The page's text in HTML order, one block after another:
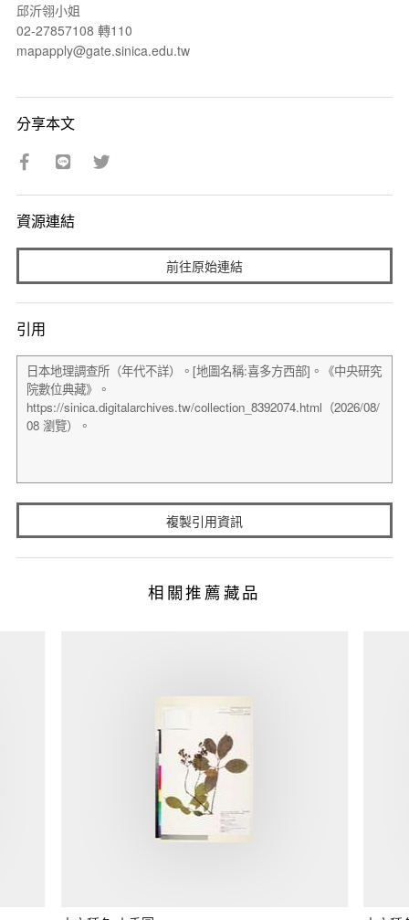
邱沂翎小姐
02-27857108 轉110
mapapply@gate.sinica.edu.tw
分享本文
資源連結
前往原始連結
引用
複製引用資訊
相關推薦藏品